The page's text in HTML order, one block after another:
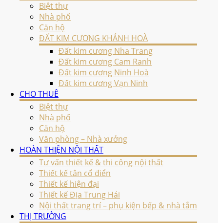
Biệt thự
Nhà phố
Căn hộ
ĐẤT KIM CƯƠNG KHÁNH HOÀ
Đất kim cương Nha Trang
Đất kim cương Cam Ranh
Đất kim cương Ninh Hoà
Đất kim cương Vạn Ninh
CHO THUÊ
Biệt thự
Nhà phố
Căn hộ
Văn phòng – Nhà xưởng
HOÀN THIỆN NỘI THẤT
Tư vấn thiết kế & thi công nội thất
Thiết kế tân cổ điển
Thiết kế hiện đại
Thiết kế Địa Trung Hải
Nội thất trang trí – phụ kiện bếp & nhà tắm
THỊ TRƯỜNG